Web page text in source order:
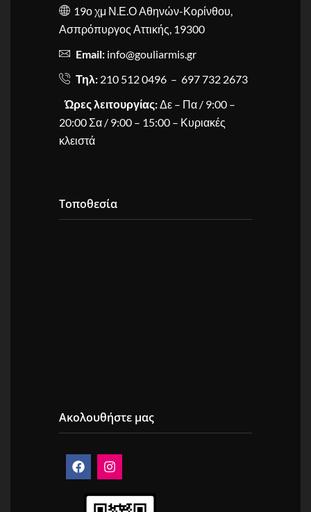
19ο χμ Ν.Ε.Ο Αθηνών-Κορίνθου,
Ασπρόπυργος Αττικής, 19300
Email: info@gouliarmis.gr
Τηλ: 210 512 0496 – 697 732 2673
Ώρες λειτουργίας:Δε – Πα / 9:00 –
20:00 Σα / 9:00 – 15:00 – Κυριακές
κλειστά
Τοποθεσία
Ακολουθήστε μας